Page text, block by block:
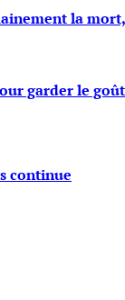
la mort,
garder le goût
continue